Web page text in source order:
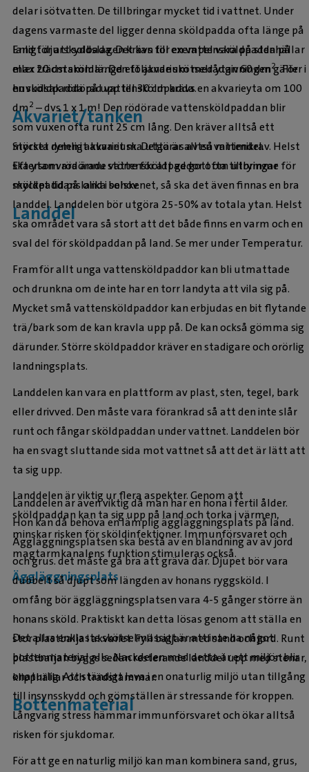
delar i sötvatten. De tillbringar mycket tid i vattnet. Under
dagens varmaste del ligger denna sköldpadda ofta länge på
land för att solbada. Det kan till exempel vara på stenhällar
eller trädstammar. Den följande skötselrådgivningen gäller i
huvudsak rödörad vattensköldpadda.
Akvariet/tanken
Enligt djurskyddslagen krävs för en vattensköldpadda på
max 20 cm sköldlängd ett akvarium med ytan 60 dm2. För
en sköldpadda på upp till 30 cm krävs en akvarieyta om 100
dm2 – dvs 1 x 1 m! Den rödörade vattensköldpaddan blir
som vuxen ofta runt 25 cm lång. Den kräver alltså ett
mycket rymligt akvarium. Detta är alltså minimikrav. Helst
ska ytan vara ännu större för att ge gott om utrymme för
sköldpaddans olika behov.
Landdel
Största delen i akvariet ska utgöras av en vattendel.
Eftersom rödörade vattensköldpaddor ofta tillbringar
mycket tid på land i solskenet, så ska det även finnas en bra
landdel. Landdelen bör utgöra 25-50% av totala ytan. Helst
ska området vara så stort att det både finns en varm och en
sval del för sköldpaddan på land. Se mer under Temperatur.
Framför allt unga vattensköldpaddor kan bli utmattade
och drunkna om de inte har en torr landyta att vila sig på.
Mycket små vattensköldpaddor kan erbjudas en bit flytande
trä/bark som de kan kravla upp på. De kan också gömma sig
därunder. Större sköldpaddor kräver en stadigare och orörlig
landningsplats.
Landdelen kan vara en plattform av plast, sten, tegel, bark
eller drivved. Den måste vara förankrad så att den inte slår
runt och fångar sköldpaddan under vattnet. Landdelen bör
ha en svagt sluttande sida mot vattnet så att det är lätt att
ta sig upp.
Landdelen är viktig ur flera aspekter. Genom att
sköldpaddan kan ta sig upp på land och torka i värmen,
minskar risken för sköldinfektioner. Immunförsvaret och
magtarmkanalens funktion stimuleras också.
Äggläggningsplats
Landdelen är även viktig då man har en hona i fertil ålder.
Hon kan då behöva en lämplig äggläggningsplats på land.
Äggläggningsplatsen ska bestå av en blandning av av jord
och grus. det måste gå bra att gräva där. Djupet bör vara
dubbelt så djupt som längden av honans ryggsköld. I
omfång bör äggläggningsplatsen vara 4-5 gånger större än
honans sköld. Praktiskt kan detta lösas genom att ställa en
stor plastbalja i akvariet. Fyll baljan med sand och jord. Runt
plastbaljan byggs sedan resterande landdel upp med stenar,
klipphällar och trädstammar.
Bottenmaterial
Det allra enklaste skötselmässigt är att inte ha något
bottenmaterial alls. Nackdelen med detta är ett miljön blir
onaturlig. Att ständigt leva i en onaturlig miljö utan tillgång
till insynsskydd och gömställen är stressande för kroppen.
Långvarig stress hämmar immunförsvaret och ökar alltså
risken för sjukdomar.
För att ge en naturlig miljö kan man kombinera sand, grus,